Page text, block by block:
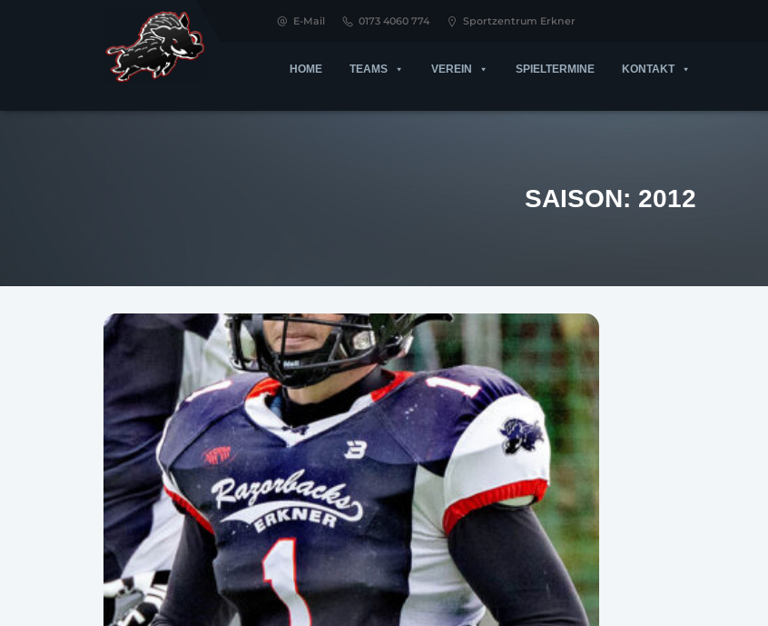
E-Mail 0173 4060 774 Sportzentrum Erkner
HOME TEAMS VEREIN SPIELTERMINE KONTAKT
SAISON: 2012